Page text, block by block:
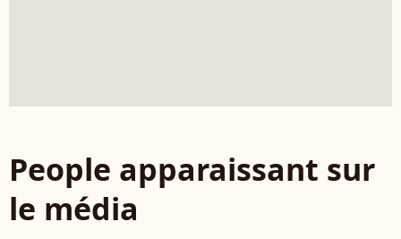
People apparaissant sur
le média